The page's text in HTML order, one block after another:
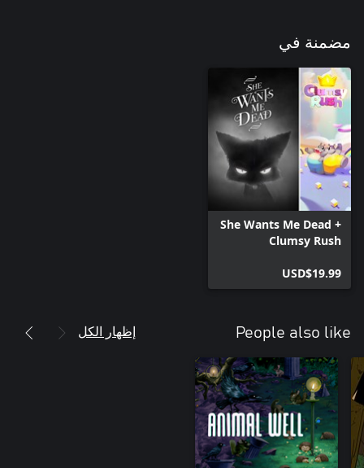
مضمنة في
She Wants Me Dead +
Clumsy Rush
USD$19.99
People also like إظهار الكل